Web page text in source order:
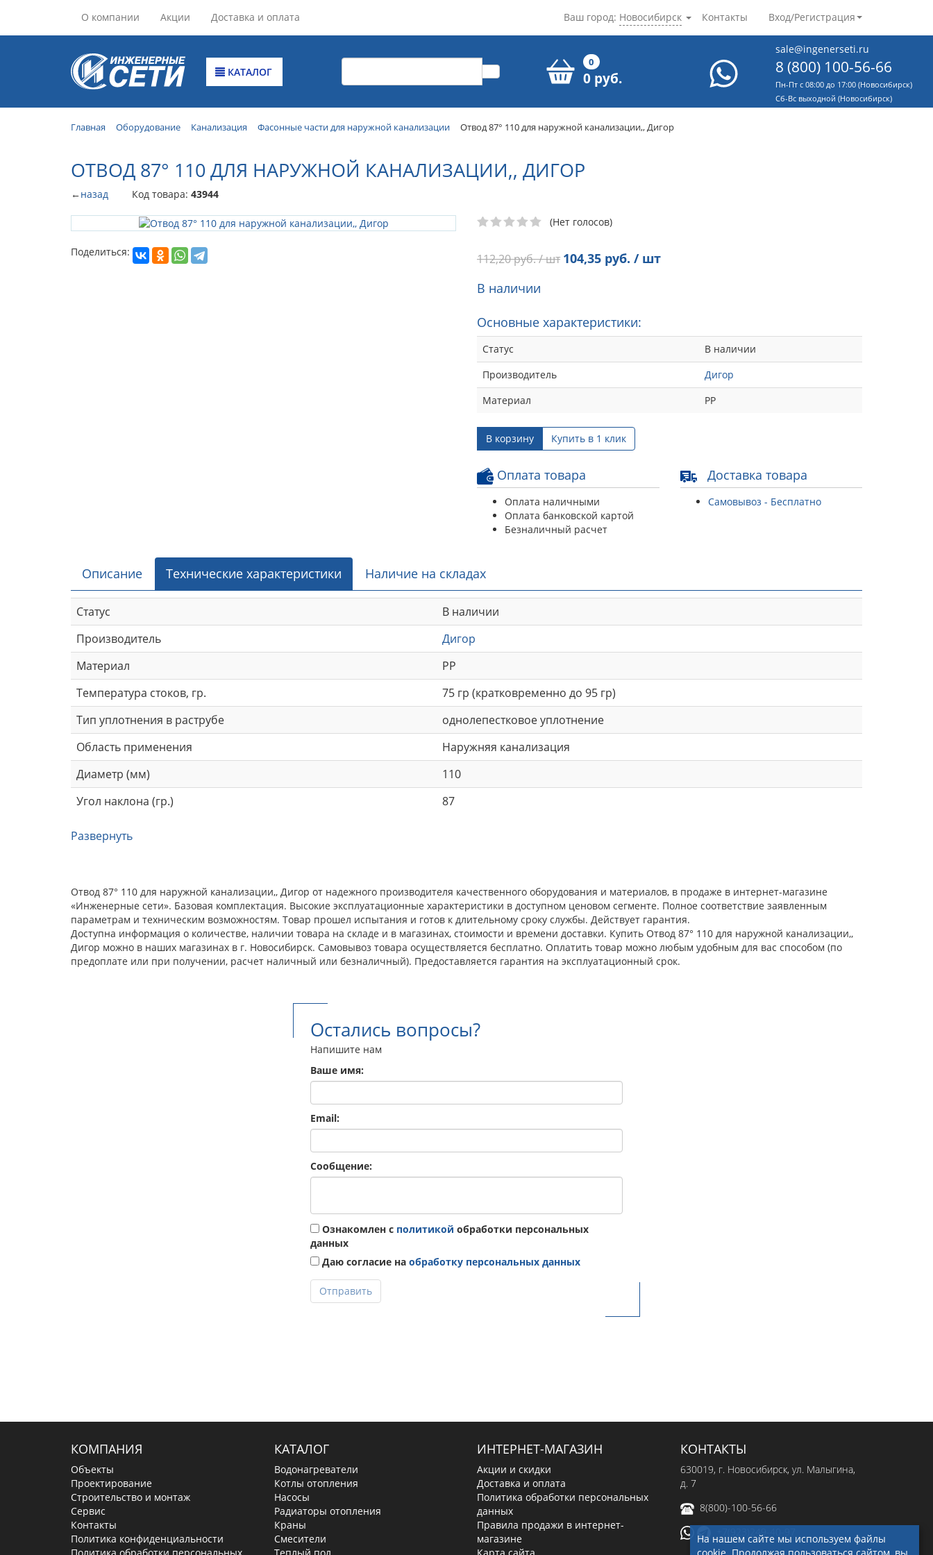
О компании Акции Доставка и оплата Контакты Вход/Регистрация
Ваш город: Новосибирск
КАТАЛОГ
0
0 руб.
sale@ingenerseti.ru
8 (800) 100-56-66
Пн-Пт с 08:00 до 17:00 (Новосибирск)
Cб-Вс выходной (Новосибирск)
Главная Оборудование Канализация Фасонные части для наружной канализации Отвод 87° 110 для наружной канализации,, Дигор
ОТВОД 87° 110 ДЛЯ НАРУЖНОЙ КАНАЛИЗАЦИИ,, ДИГОР
←назад Код товара: 43944
Поделиться:
(Нет голосов)
112,20руб. / шт 104,35 руб. / шт
В наличии
Основные характеристики:
Статус
В наличии
Производитель
Дигор
Материал
РР
В корзину Купить в 1 клик
Оплата товара
Оплата наличными
Оплата банковской картой
Безналичный расчет
Доставка товара
Самовывоз - Бесплатно
Описание Технические характеристики Наличие на складах
Статус
В наличии
Производитель
Дигор
Материал
РР
Температура стоков, гр.
75 гр (кратковременно до 95 гр)
Тип уплотнения в раструбе
однолепестковое уплотнение
Область применения
Наружняя канализация
Диаметр (мм)
110
Угол наклона (гр.)
87
Развернуть
Отвод 87° 110 для наружной канализации,, Дигор от надежного производителя качественного оборудования и материалов, в продаже в интернет-магазине
«Инженерные сети». Базовая комплектация. Высокие эксплуатационные характеристики в доступном ценовом сегменте. Полное соответствие заявленным
параметрам и техническим возможностям. Товар прошел испытания и готов к длительному сроку службы. Действует гарантия.
Доступна информация о количестве, наличии товара на складе и в магазинах, стоимости и времени доставки. Купить Отвод 87° 110 для наружной канализации,,
Дигор можно в наших магазинах в г. Новосибирск. Самовывоз товара осуществляется бесплатно. Оплатить товар можно любым удобным для вас способом (по
предоплате или при получении, расчет наличный или безналичный). Предоставляется гарантия на эксплуатационный срок.
Остались вопросы?
Напишите нам
Ваше имя:
Email:
Сообщение:
Ознакомлен с политикой обработки персональных
данных
Даю согласие на обработку персональных данных
Отправить
КОМПАНИЯ
Объекты
Проектирование
Строительство и монтаж
Сервис
Контакты
Политика конфиденциальности
КАТАЛОГ
Водонагреватели
Котлы отопления
Насосы
Радиаторы отопления
Краны
Смесители
ИНТЕРНЕТ-МАГАЗИН
Акции и скидки
Доставка и оплата
Политика обработки персональных
данных
Правила продажи в интернет-
магазине
КОНТАКТЫ
630019, г. Новосибирск, ул. Малыгина,
д. 7
8(800)-100-56-66
На нашем сайте мы используем файлы